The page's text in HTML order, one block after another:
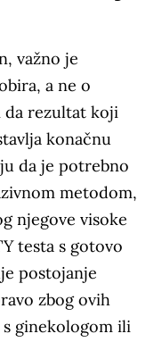
važno je
a ne o
da rezultat koji
konačnu
da je potrebno
metodom,
njegove visoke
testa s gotovo
postojanje
zbog ovih
ginekologom ili